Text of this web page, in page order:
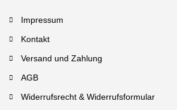
Impressum
Kontakt
Versand und Zahlung
AGB
Widerrufsrecht & Widerrufsformular